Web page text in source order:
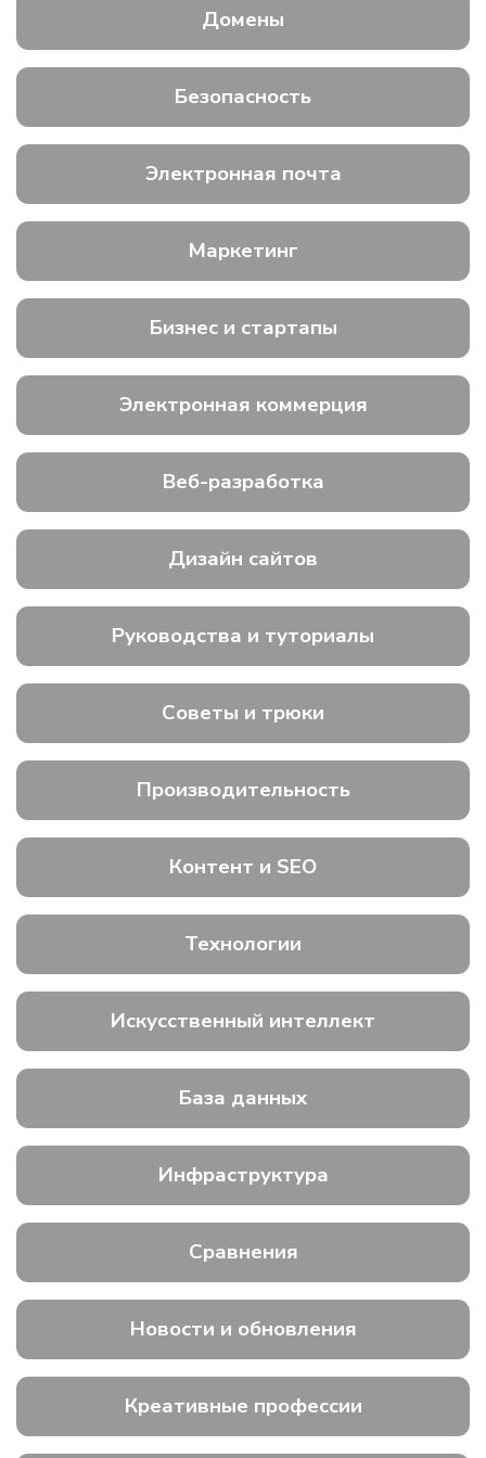
Домены
Безопасность
Электронная почта
Маркетинг
Бизнес и стартапы
Электронная коммерция
Веб-разработка
Дизайн сайтов
Руководства и туториалы
Советы и трюки
Производительность
Контент и SEO
Технологии
Искусственный интеллект
База данных
Инфраструктура
Сравнения
Новости и обновления
Креативные профессии